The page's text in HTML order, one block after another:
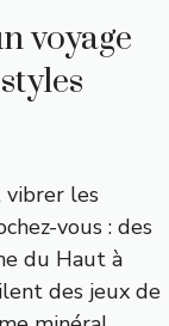
voyage
vibrer les
vous : des
du Haut à
des jeux de